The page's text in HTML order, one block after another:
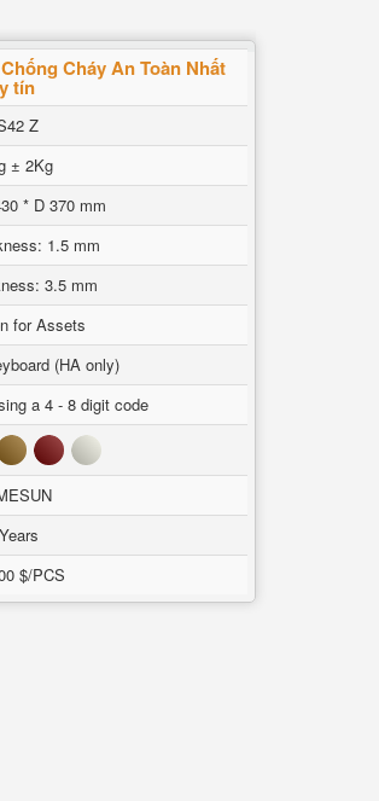
Cháy An Toàn Nhất
tín
Z
± 2Kg
* D 370 mm
1.5 mm
3.5 mm
for Assets
(HA only)
a 4 - 8 digit code
Đỏ Trắng
$/PCS